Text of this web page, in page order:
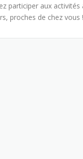
participer aux activités
proches de chez vous !